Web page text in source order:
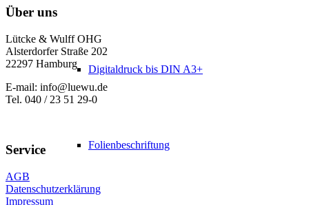
Digitaldruck bis DIN A3+
Folienbeschriftung
Über uns
Lütcke & Wulff OHG
Alsterdorfer Straße 202
22297 Hamburg
E-mail: info@luewu.de
Tel. 040 / 23 51 29-0
Service
AGB
Datenschutzerklärung
Impressum